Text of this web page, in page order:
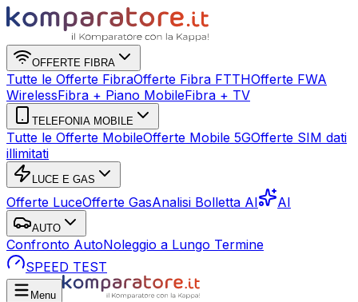
OFFERTE FIBRA
Tutte le Offerte FibraOfferte Fibra FTTHOfferte FWA
WirelessFibra + Piano MobileFibra + TV
TELEFONIA MOBILE
Tutte le Offerte MobileOfferte Mobile 5GOfferte SIM dati
illimitati
LUCE E GAS
Offerte LuceOfferte GasAnalisi Bolletta AI AI
AUTO
Confronto AutoNoleggio a Lungo Termine
SPEED TEST
Menu